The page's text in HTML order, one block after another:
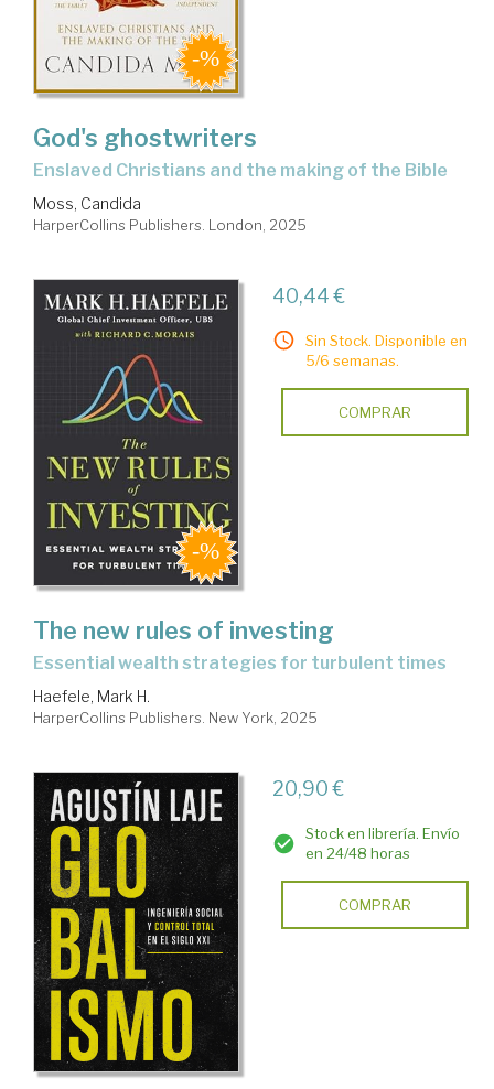
God's ghostwriters
enslaved Christians and the making of the Bible
Moss, Candida
HarperCollins Publishers. London, 2025
40,44 €
Sin Stock. Disponible en
5/6 semanas.
COMPRAR
The new rules of investing
essential wealth strategies for turbulent times
Haefele, Mark H.
HarperCollins Publishers. New York, 2025
20,90 €
Stock en librería. Envío
en 24/48 horas
COMPRAR